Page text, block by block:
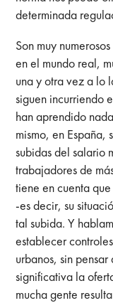
determinada
Son muy
en el mundo real,
una y otra vez a lo
siguen incurriendo
han aprendido
mismo, en
subidas del salario
trabajadores de
tiene en cuenta
-es decir, su
tal subida. Y
establecer
urbanos, sin
significativa la
mucha gente